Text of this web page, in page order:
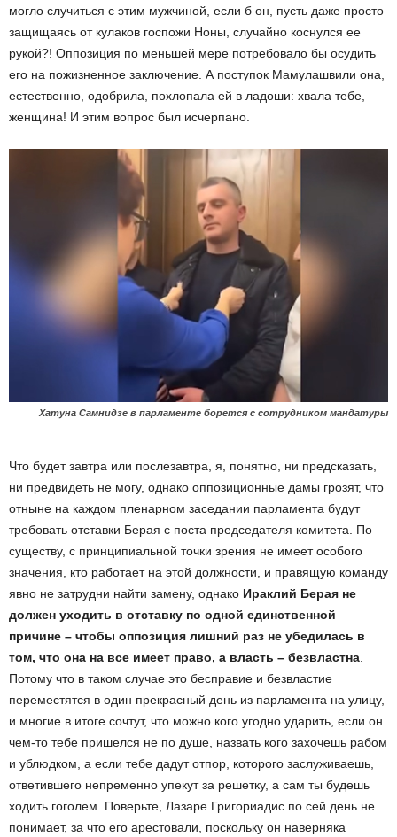
могло случиться с этим мужчиной, если б он, пусть даже просто
защищаясь от кулаков госпожи Ноны, случайно коснулся ее
рукой?! Оппозиция по меньшей мере потребовало бы осудить
его на пожизненное заключение. А поступок Мамулашвили она,
естественно, одобрила, похлопала ей в ладоши: хвала тебе,
женщина! И этим вопрос был исчерпано.
Хатуна Самнидзе в парламенте борется с сотрудником мандатуры
Что будет завтра или послезавтра, я, понятно, ни предсказать,
ни предвидеть не могу, однако оппозиционные дамы грозят, что
отныне на каждом пленарном заседании парламента будут
требовать отставки Берая с поста председателя комитета. По
существу, с принципиальной точки зрения не имеет особого
значения, кто работает на этой должности, и правящую команду
явно не затрудни найти замену, однако Ираклий Берая не
должен уходить в отставку по одной единственной
причине – чтобы оппозиция лишний раз не убедилась в
том, что она на все имеет право, а власть – безвластна
Потому что в таком случае это бесправие и безвластие
переместятся в один прекрасный день из парламента на улицу,
и многие в итоге сочтут, что можно кого угодно ударить, если он
чем-то тебе пришелся не по душе, назвать кого захочешь рабом
и ублюдком, а если тебе дадут отпор, которого заслуживаешь,
ответившего непременно упекут за решетку, а сам ты будешь
ходить гоголем. Поверьте, Лазаре Григориадис по сей день не
понимает, за что его арестовали, поскольку он наверняка